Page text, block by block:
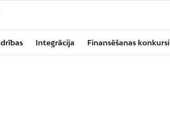
Integrācija Finansēšanas konkursi